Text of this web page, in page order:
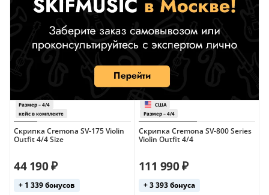
Скрипка Cremona SV-175 Violin
Outfit 4/4 Size
44 190 ₽
+ 1 339 бонусов
Скрипка Cremona SV-800 Series
Violin Outfit 4/4
111 990 ₽
+ 3 393 бонуса